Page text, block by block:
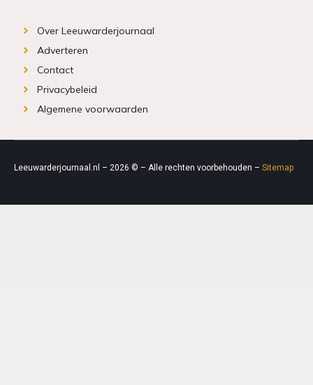
Over Leeuwarderjournaal
Adverteren
Contact
Privacybeleid
Algemene voorwaarden
Leeuwarderjournaal.nl – 2026 © – Alle rechten voorbehouden – Sitemap